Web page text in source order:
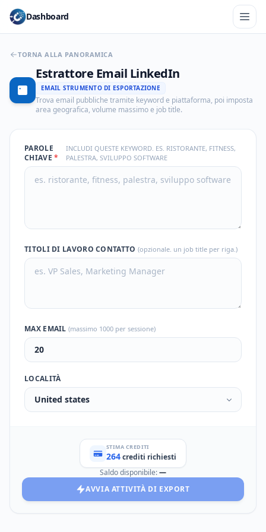
Dashboard
TORNA ALLA PANORAMICA
Estrattore Email LinkedIn
EMAIL STRUMENTO DI ESPORTAZIONE
Trova email pubbliche tramite keyword e piattaforma, poi imposta
area geografica, volume massimo e job title.
PAROLE
CHIAVE*
INCLUDI QUESTE KEYWORD. ES. RISTORANTE, FITNESS,
PALESTRA, SVILUPPO SOFTWARE
TITOLI DI LAVORO CONTATTO (opzionale. un job title per riga.)
MAX EMAIL (massimo 1000 per sessione)
LOCALITÀ
United states
STIMA CREDITI
264crediti richiesti
Saldo disponibile:—
AVVIA ATTIVITÀ DI EXPORT